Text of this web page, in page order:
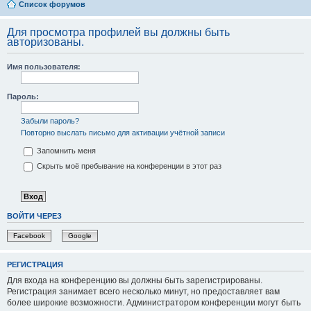
Список форумов
Для просмотра профилей вы должны быть
авторизованы.
Имя пользователя:
Пароль:
Забыли пароль?
Повторно выслать письмо для активации учётной записи
Запомнить меня
Скрыть моё пребывание на конференции в этот раз
ВОЙТИ ЧЕРЕЗ
Facebook Google
РЕГИСТРАЦИЯ
Для входа на конференцию вы должны быть зарегистрированы.
Регистрация занимает всего несколько минут, но предоставляет вам
более широкие возможности. Администратором конференции могут быть